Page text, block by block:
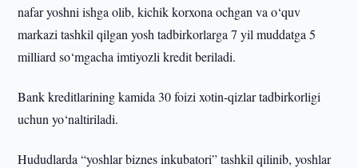
nafar yoshni ishga olib, kichik korxona ochgan va o‘quv
markazi tashkil qilgan yosh tadbirkorlarga 7 yil muddatga 5
milliard so‘mgacha imtiyozli kredit beriladi.
Bank kreditlarining kamida 30 foizi xotin-qizlar tadbirkorligi
uchun yo‘naltiriladi.
Hududlarda “yoshlar biznes inkubatori” tashkil qilinib, yoshlar